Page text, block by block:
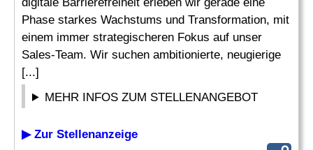
Phase starkes Wachstums und Transformation, mit
einem immer strategischeren Fokus auf unser
Sales-Team. Wir suchen ambitionierte, neugierige
[...]
MEHR INFOS ZUM STELLENANGEBOT
▶ Zur Stellenanzeige